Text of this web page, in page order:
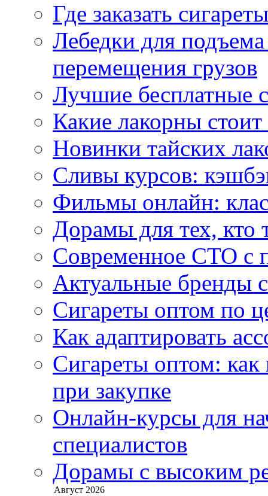
Где заказать
Лебедки для
перемещения грузов
Лучшие бесплатные
Какие лакорны стоит
Новинки тайских
Сливы курсов:
Фильмы онлайн:
Дорамы для тех, кто
Современное СТО с
Актуальные бренды
Сигареты оптом по
Как адаптировать
Сигареты оптом:
при закупке
Онлайн-курсы для
специалистов
Дорамы с высоким
Август 2026